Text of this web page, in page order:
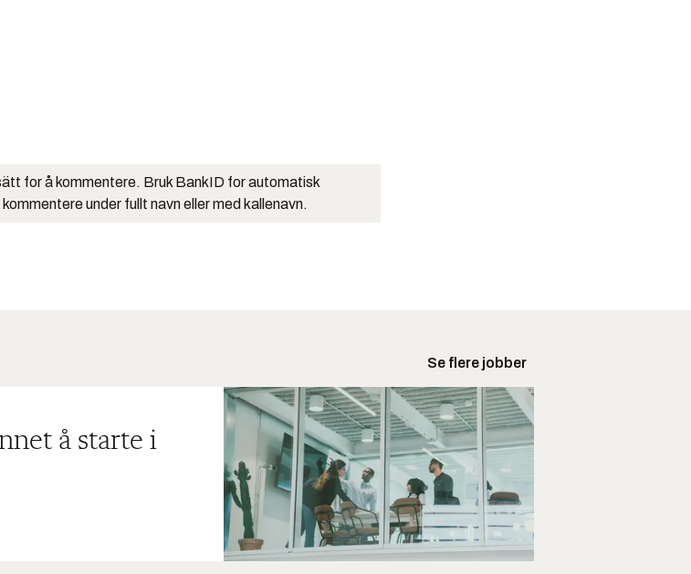
for å kommentere. Bruk BankID for automatisk
under fullt navn eller med kallenavn.
Se flere jobber
å starte i